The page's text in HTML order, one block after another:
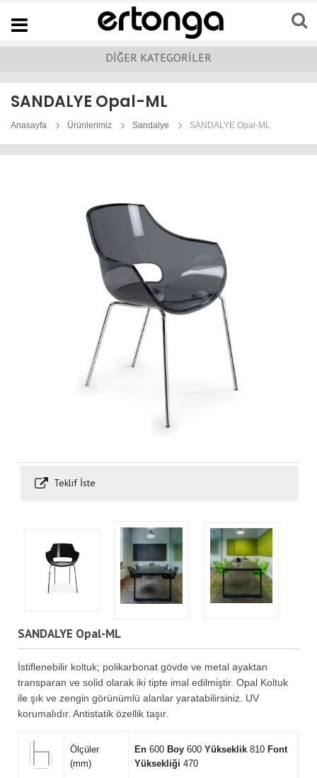
Navigation
DİĞER KATEGORİLER
SANDALYE Opal-ML
Anasayfa Ürünlerimiz Sandalye SANDALYE Opal-ML
Teklif İste
SANDALYE Opal-ML
İstiflenebilir koltuk; polikarbonat gövde ve metal ayaktan
transparan ve solid olarak iki tipte imal edilmiştir. Opal Koltuk
ile şık ve zengin görünümlü alanlar yaratabilirsiniz. UV
korumalıdır. Antistatik özellik taşır.
Ölçüler
(mm)
En 600 Boy 600Yükseklik 810 Font
Yüksekliği 470